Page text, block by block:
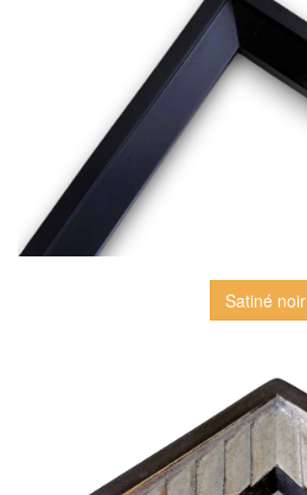
Satiné noir